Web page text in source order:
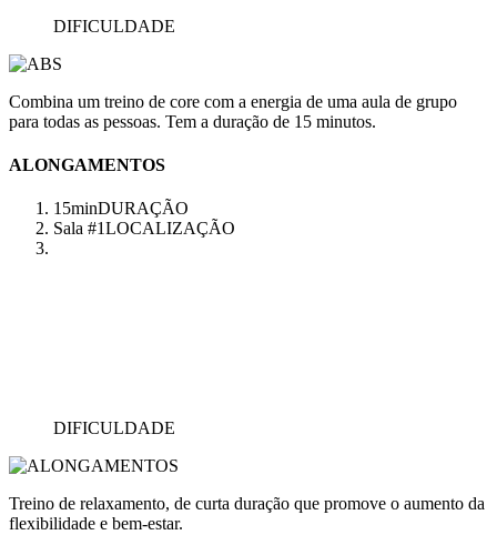
DIFICULDADE
Combina um treino de core com a energia de uma aula de grupo
para todas as pessoas. Tem a duração de 15 minutos.
ALONGAMENTOS
15minDURAÇÃO
Sala #1LOCALIZAÇÃO
DIFICULDADE
Treino de relaxamento, de curta duração que promove o aumento da
flexibilidade e bem-estar.